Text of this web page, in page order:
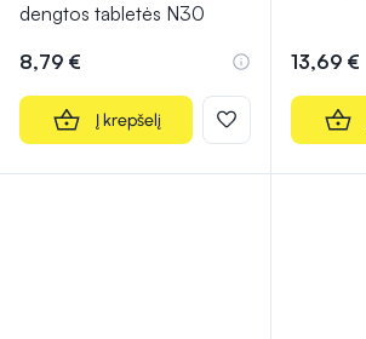
dengtos tabletės N30
8,79 €
Į krepšelį
13,69 €